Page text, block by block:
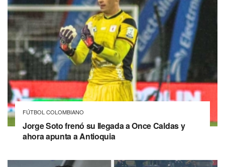
FÚTBOL COLOMBIANO
Jorge Soto frenó su llegada a Once Caldas y
ahora apunta a Antioquia